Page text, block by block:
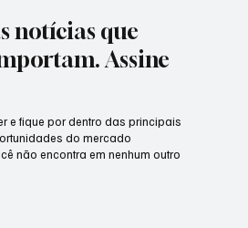
notícias que
Assine
e fique por dentro das principais
do mercado
não encontra em nenhum outro